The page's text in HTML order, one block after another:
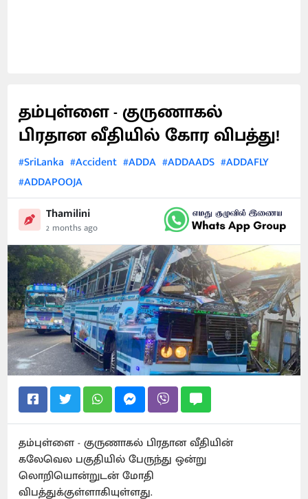
தம்புள்ளை - குருணாகல்
பிரதான வீதியில் கோர விபத்து!
#SriLanka #Accident #ADDA #ADDAADS #ADDAFLY
#ADDAPOOJA
Thamilini
2 months ago
தம்புள்ளை - குருணாகல் பிரதான வீதியின்
கலேவெல பகுதியில் பேருந்து ஒன்று
லொறியொன்றுடன் மோதி
விபத்துக்குள்ளாகியுள்ளது.